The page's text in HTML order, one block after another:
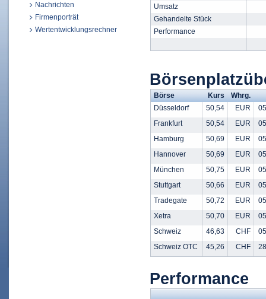
Nachrichten
Firmenporträt
Wertentwicklungsrechner
Umsatz
Gehandelte Stück
Performance
Börse Kurs
Whrg.
Düsseldorf
50,54 EUR
Frankfurt
50,54 EUR
Hamburg
50,69 EUR
Hannover
50,69 EUR
München
50,75 EUR
Stuttgart
50,66 EUR
Tradegate
50,72 EUR
Xetra
50,70 EUR
Schweiz
46,63 CHF
Schweiz OTC
45,26 CHF
Performance